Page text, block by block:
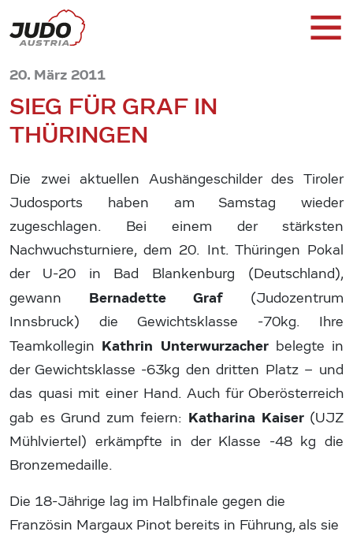
20. März 2011
SIEG FÜR GRAF IN
THÜRINGEN
Die zwei aktuellen Aushängeschilder des Tiroler
Judosports haben am Samstag wieder
zugeschlagen. Bei einem der stärksten
Nachwuchsturniere, dem 20. Int. Thüringen Pokal
der U-20 in Bad Blankenburg (Deutschland),
gewann Bernadette Graf (Judozentrum
Innsbruck) die Gewichtsklasse -70kg. Ihre
Teamkollegin Kathrin Unterwurzacherbelegte in
der Gewichtsklasse -63kg den dritten Platz – und
das quasi mit einer Hand. Auch für Oberösterreich
gab es Grund zum feiern: Katharina Kaiser (UJZ
Mühlviertel) erkämpfte in der Klasse -48 kg die
Bronzemedaille.
Die 18-Jährige lag im Halbfinale gegen die
Französin Margaux Pinot bereits in Führung, als sie